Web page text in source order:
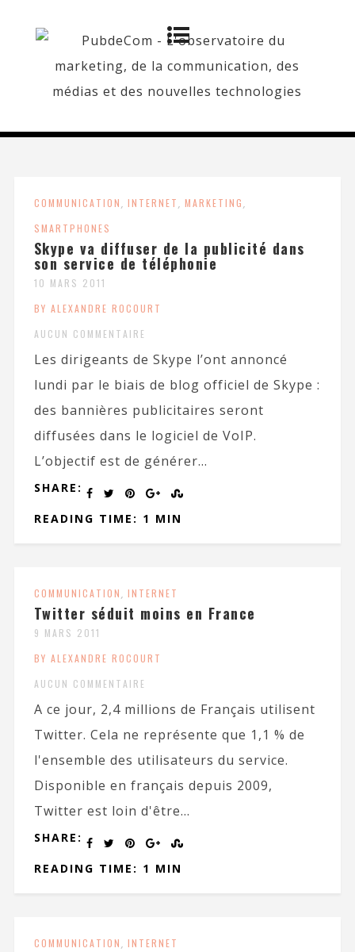
COMMUNICATION, INTERNET, MARKETING,
SMARTPHONES
Skype va diffuser de la publicité dans
son service de téléphonie
10 MARS 2011
BY ALEXANDRE ROCOURT
AUCUN COMMENTAIRE
Les dirigeants de Skype l’ont annoncé
lundi par le biais de blog officiel de Skype :
des bannières publicitaires seront
diffusées dans le logiciel de VoIP.
L’objectif est de générer...
SHARE:
READING TIME: 1 MIN
COMMUNICATION, INTERNET
Twitter séduit moins en France
9 MARS 2011
BY ALEXANDRE ROCOURT
AUCUN COMMENTAIRE
A ce jour, 2,4 millions de Français utilisent
Twitter. Cela ne représente que 1,1 % de
l'ensemble des utilisateurs du service.
Disponible en français depuis 2009,
Twitter est loin d'être...
SHARE:
READING TIME: 1 MIN
COMMUNICATION, INTERNET